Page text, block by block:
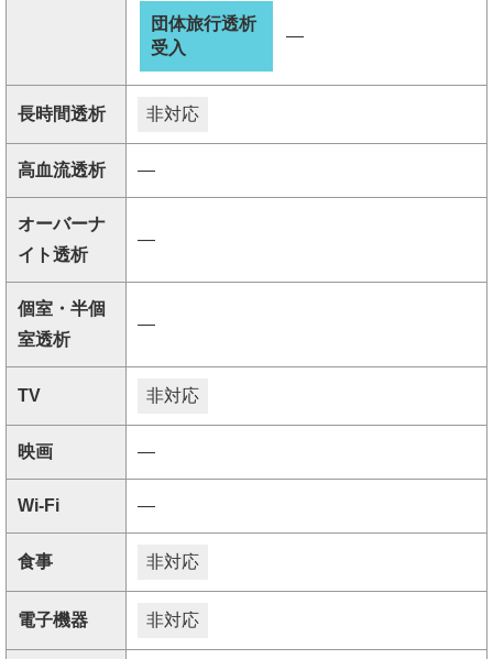
団体旅行透析
受入
―
長時間透析 非対応
高血流透析 ―
オーバーナ
イト透析
―
個室・半個
室透析
―
TV 非対応
映画 ―
Wi-Fi ―
食事 非対応
電子機器 非対応